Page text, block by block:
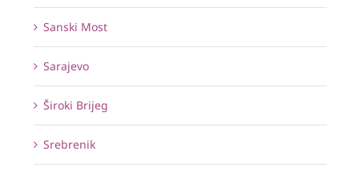
Sanski Most
Sarajevo
Široki Brijeg
Srebrenik